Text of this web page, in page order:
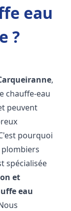
eau
?
,
chauffe-eau
peuvent
pourquoi
spécialisée
et
eau